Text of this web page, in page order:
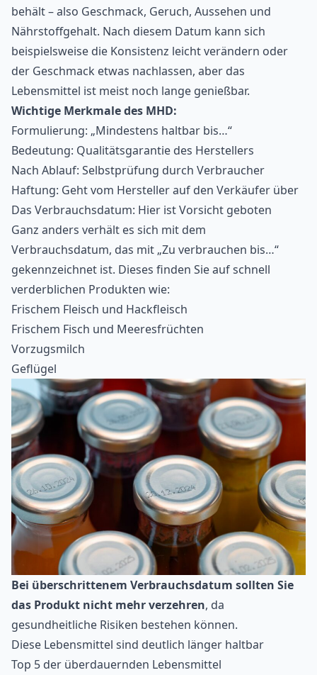
behält – also Geschmack, Geruch, Aussehen und
Nährstoffgehalt. Nach diesem Datum kann sich
beispielsweise die Konsistenz leicht verändern oder
der Geschmack etwas nachlassen, aber das
Lebensmittel ist meist noch lange genießbar.
Wichtige Merkmale des MHD:
Formulierung: „Mindestens haltbar bis…“
Bedeutung: Qualitätsgarantie des Herstellers
Nach Ablauf: Selbstprüfung durch Verbraucher
Haftung: Geht vom Hersteller auf den Verkäufer über
Das Verbrauchsdatum: Hier ist Vorsicht geboten
Ganz anders verhält es sich mit dem
Verbrauchsdatum, das mit „Zu verbrauchen bis…“
gekennzeichnet ist. Dieses finden Sie auf schnell
verderblichen Produkten wie:
Frischem Fleisch und Hackfleisch
Frischem Fisch und Meeresfrüchten
Vorzugsmilch
Geflügel
Bei überschrittenem Verbrauchsdatum sollten Sie
das Produkt nicht mehr verzehren, da
gesundheitliche Risiken bestehen können.
Diese Lebensmittel sind deutlich länger haltbar
Top 5 der überdauernden Lebensmittel